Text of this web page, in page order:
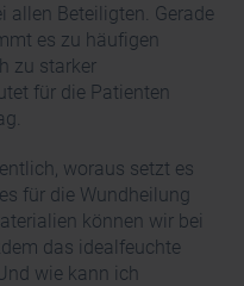
allen Beteiligten. Gerade
es zu häufigen
zu starker
für die Patienten
woraus setzt es
für die Wundheilung
können wir bei
das idealfeuchte
wie kann ich